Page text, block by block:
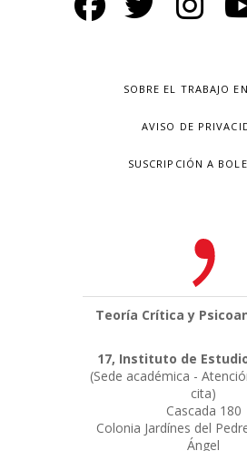
SOBRE EL TRABAJO
AVISO DE
SUSCRIPCIÓN A
Teoría Crítica y
17, Instituto de
(Sede académica -
cita)
Cascada 180
Colonia Jardínes del
Ángel